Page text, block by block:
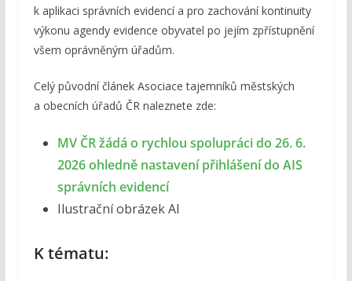
k aplikaci správních evidencí a pro zachování kontinuity
výkonu agendy evidence obyvatel po jejím zpřístupnění
všem oprávněným úřadům.
Celý původní článek Asociace tajemníků městských
a obecních úřadů ČR naleznete zde:
MV ČR žádá o rychlou spolupráci do 26. 6.
2026 ohledně nastavení přihlášení do AIS
správních evidencí
Ilustrační obrázek AI
K tématu: